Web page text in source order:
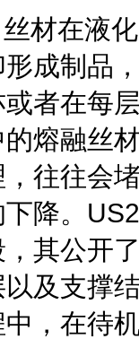
材在液
成制品
者在每
熔融丝
往往会
降。
其公开
及支撑
，在待